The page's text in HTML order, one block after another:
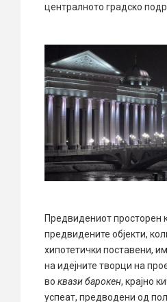
централното градско
Предвидениот просторен
предвидените објекти,
хипотетички поставени,
на идејните творци на
во квази барокен, крајно
успеат, предводени од